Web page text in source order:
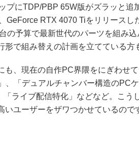
プにTDP/PBP 65W版がズラッと追
GeForce RTX 4070 Tiをリリースし
の予算で最新世代のパーツを組み
形で組み替えの計画を立てている方
、現在の自作PC界隈をにぎわせ
、「デュアルチャンバー構造のPC
「ライブ配信特化」などなど。こう
いユーザーをザワつかせているので